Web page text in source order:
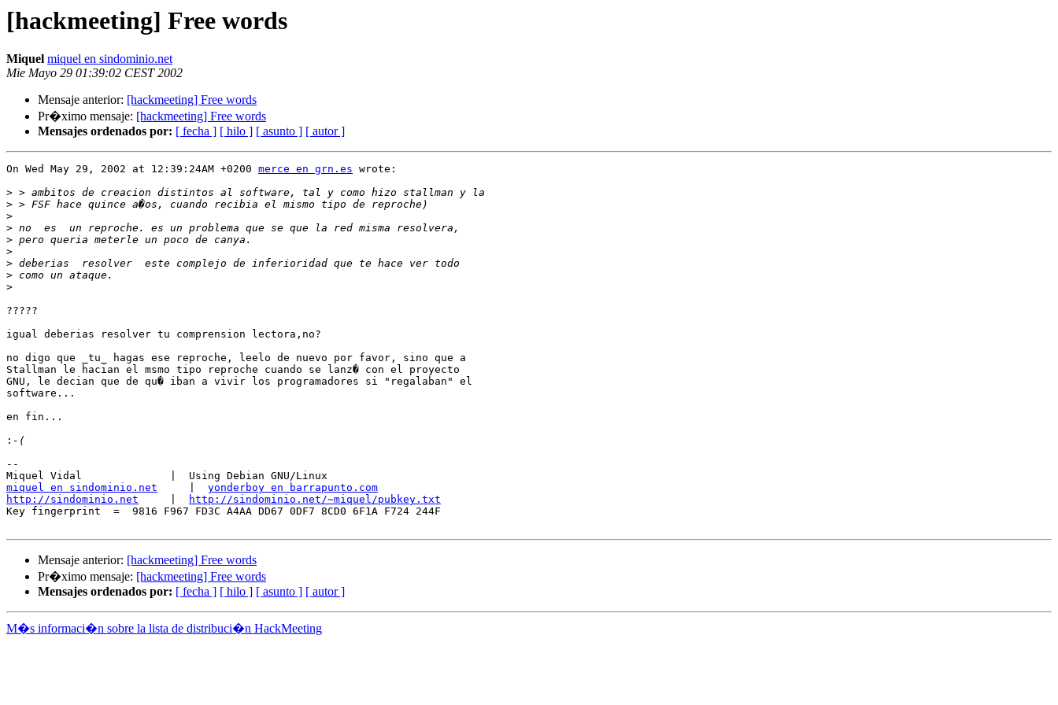
[hackmeeting] Free words
Miquel miquel en sindominio.net
Mie Mayo 29 01:39:02 CEST 2002
Mensaje anterior: [hackmeeting] Free words
Pr�ximo mensaje: [hackmeeting] Free words
Mensajes ordenados por: [ fecha ] [ hilo ] [ asunto ] [ autor ]
On Wed May 29, 2002 at 12:39:24AM +0200 merce en grn.es wrote:
>
>
>
>
>
>
>
>
>
?????
igual deberias resolver tu comprension lectora,no?
no digo que _tu_ hagas ese reproche, leelo de nuevo por favor, sino que a
Stallman le hacian el msmo tipo reproche cuando se lanz� con el proyecto
GNU, le decian que de qu� iban a vivir los programadores si "regalaban" el
software...
en fin...
:
--
miquel en sindominio.net
yonderboy en barrapunto.com
http://sindominio.net
http://sindominio.net/~miquel/pubkey.txt
Key fingerprint  =  9816 F967 FD3C A4AA DD67 0DF7 8CD0 6F1A F724 244F
Mensaje anterior: [hackmeeting] Free words
Pr�ximo mensaje: [hackmeeting] Free words
Mensajes ordenados por: [ fecha ] [ hilo ] [ asunto ] [ autor ]
M�s informaci�n sobre la lista de distribuci�n HackMeeting